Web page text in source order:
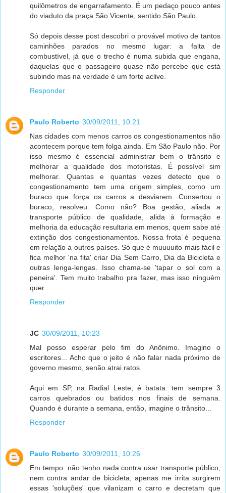
quilômetros de engarrafamento. É um pedaço pouco antes
do viaduto da praça São Vicente, sentido São Paulo.
Só depois desse post descobri o provável motivo de tantos
caminhões parados no mesmo lugar: a falta de
combustível, já que o trecho é numa subida que engana,
daquelas que o passageiro quase não percebe que está
subindo mas na verdade é um forte aclive.
Responder
Paulo Roberto 30/09/2011, 10:21
Nas cidades com menos carros os congestionamentos não
acontecem porque tem folga ainda. Em São Paulo não. Por
isso mesmo é essencial administrar bem o trânsito e
melhorar a qualidade dos motoristas. É possível sim
melhorar. Quantas e quantas vezes detecto que o
congestionamento tem uma origem simples, como um
buraco que força os carros a desviarem. Consertou o
buraco, resolveu. Como não? Boa gestão, aliada a
transporte público de qualidade, alida à formação e
melhoria da educação resultaria em menos, quem sabe até
extinção dos congestionamentos. Nossa frota é pequena
em relação a outros países. Só que é muuuuito mais fácil e
fica melhor 'na fita' criar Dia Sem Carro, Dia da Bicicleta e
outras lenga-lengas. Isso chama-se 'tapar o sol com a
peneira'. Tem muito trabalho pra fazer, mas isso ninguém
quer.
Responder
JC 30/09/2011, 10:23
Mal posso esperar pelo fim do Anônimo. Imagino o
escritores... Acho que o jeito é não falar nada próximo de
governo mesmo, senão atrai ratos.
Aqui em SP, na Radial Leste, é batata: tem sempre 3
carros quebrados ou batidos nos finais de semana.
Quando é durante a semana, então, imagine o trânsito...
Responder
Paulo Roberto 30/09/2011, 10:26
Em tempo: não tenho nada contra usar transporte público,
nem contra andar de bicicleta, apenas me irrita surgirem
essas 'soluções' que vilanizam o carro e decretam que